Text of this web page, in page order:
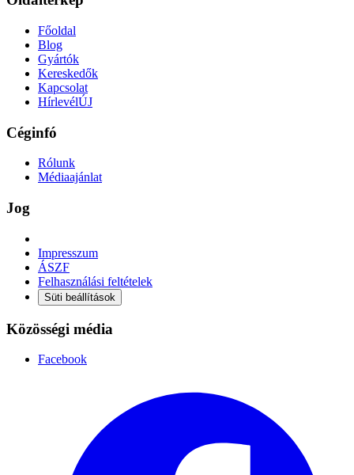
Főoldal
Blog
Gyártók
Kereskedők
Kapcsolat
HírlevélÚJ
Céginfó
Rólunk
Médiaajánlat
Jog
Impresszum
ÁSZF
Felhasználási feltételek
Süti beállítások
Közösségi média
Facebook